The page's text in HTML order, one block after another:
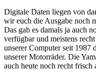
Digitale Daten liegen von
wir euch die Ausgabe noch
Das gab es damals ja auch
verfügbar und meistens
unserer Computer seit 1987
unserer Motorräder. Die
auch heute noch recht frisch